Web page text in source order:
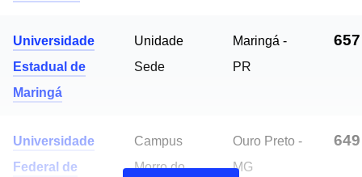
Universidade
Estadual de
Maringá
Unidade
Sede
Maringá -
PR
657
Universidade
Federal de
Campus
Morro do
Ouro Preto -
MG
649